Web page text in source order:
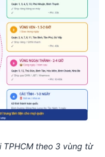
TPHCM theo 3 vùng từ